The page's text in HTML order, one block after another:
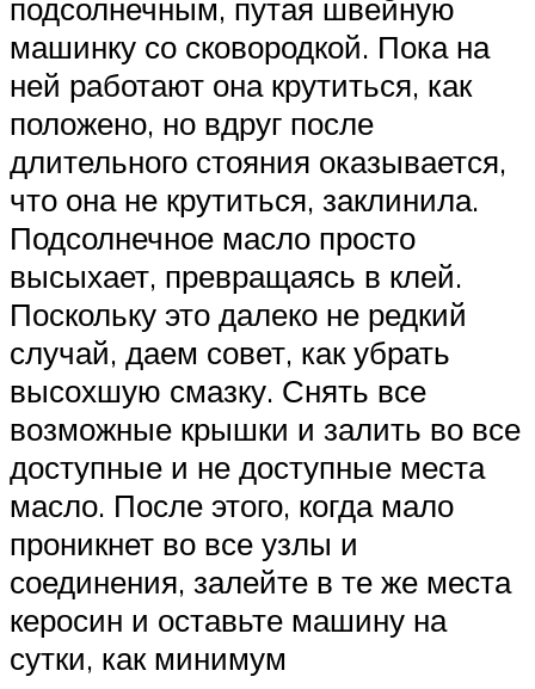
подсолнечным, путая швейную
машинку со сковородкой. Пока на
ней работают она крутиться, как
положено, но вдруг после
длительного стояния оказывается,
что она не крутиться, заклинила.
Подсолнечное масло просто
высыхает, превращаясь в клей.
Поскольку это далеко не редкий
случай, даем совет, как убрать
высохшую смазку. Снять все
возможные крышки и залить во все
доступные и не доступные места
масло. После этого, когда мало
проникнет во все узлы и
соединения, залейте в те же места
керосин и оставьте машину на
сутки, как минимум